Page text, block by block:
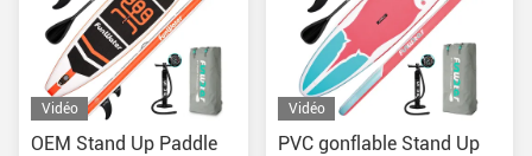
Vidéo
OEM Stand Up Paddle
Vidéo
PVC gonflable Stand Up